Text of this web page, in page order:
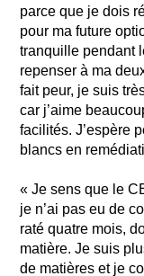
parce que je dois
pour ma future
tranquille pendant
repenser à ma
fait peur, je suis
car j’aime
facilités. J’espère
blancs en
« Je sens que le
je n’ai pas eu de
raté quatre mois,
matière. Je suis
de matières et je